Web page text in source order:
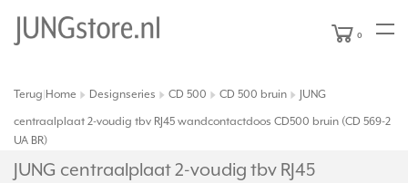
0
Terug Home Designseries CD 500 CD 500 bruin JUNG
centraalplaat 2-voudig tbv RJ45 wandcontactdoos CD500 bruin (CD 569-2
UA BR)
JUNG centraalplaat 2-voudig tbv RJ45